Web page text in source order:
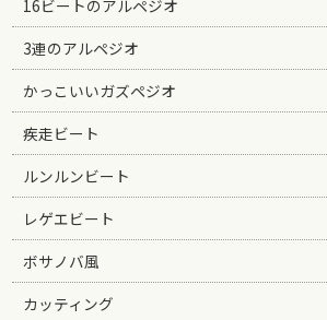
16ビートのアルペジオ
3連のアルペジオ
かっこいいガズペジオ
疾走ビート
ルンルンビート
レゲエビート
ボサノバ風
カッティング